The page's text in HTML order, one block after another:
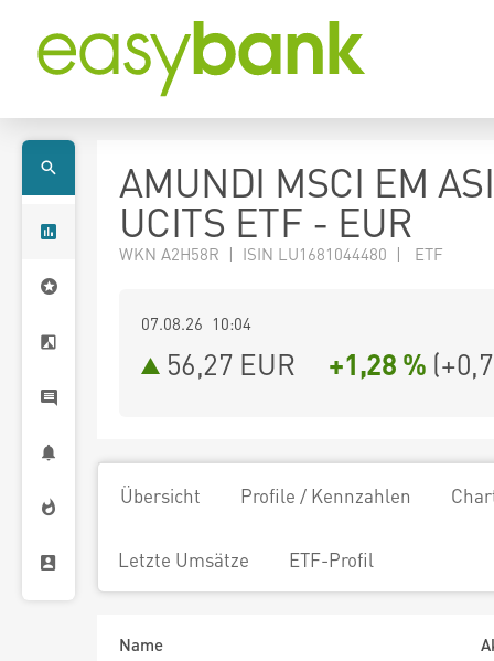
AMUNDI MSCI EM
UCITS ETF - EUR
WKN A2H58R | ISIN LU1681044480 | ETF
07.08.26 10:04
56,27 EUR +1,28 % (
Übersicht Profile / Kennzahlen
Letzte Umsätze ETF-Profil
Name